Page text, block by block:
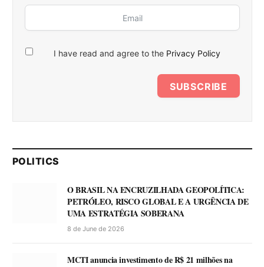
I have read and agree to the Privacy Policy
SUBSCRIBE
POLITICS
O BRASIL NA ENCRUZILHADA GEOPOLÍTICA:
PETRÓLEO, RISCO GLOBAL E A URGÊNCIA DE
UMA ESTRATÉGIA SOBERANA
8 de June de 2026
MCTI anuncia investimento de R$ 21 milhões na